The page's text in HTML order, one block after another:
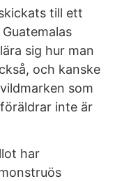
till ett
sig hur man
och kanske
som
inte är
har